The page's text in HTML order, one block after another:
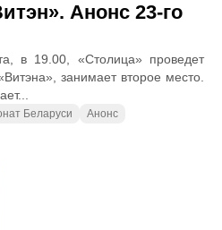
Анонс 23-го
в 19.00, «Столица» проведет
занимает второе место.
Беларуси
Анонс